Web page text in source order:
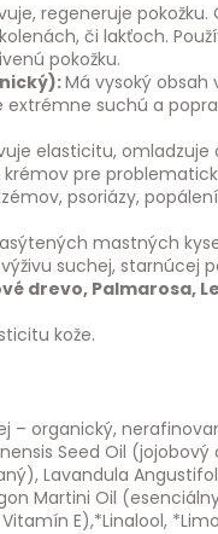
regeneruje
či lakťoch.
pokožku.
Má vysoký
suchú a
elasticitu, omladzuje
pre
psoriázy,
mastných
suchej, starnúcej
drevo, Palmarosa,
kože.
– organický,
Seed Oil
Lavandula
Martini Oil
E),*Linalool,